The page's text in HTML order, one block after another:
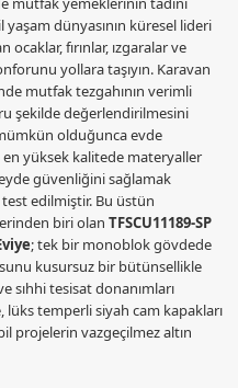
yaşam dünyasının küresel lideri
fırınlar, ızgaralar ve
yollara taşıyın. Karavan
mutfak tezgahının verimli
şekilde değerlendirilmesini
olduğunca evde
yüksek kalitede materyaller
güvenliğini sağlamak
edilmiştir. Bu üstün
biri olan TFSCU11189-SP
; tek bir monoblok gövdede
kusursuz bir bütünsellikle
sıhhi tesisat donanımları
temperli siyah cam kapakları
projelerin vazgeçilmez altın